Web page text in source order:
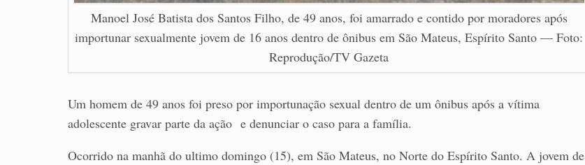
Manoel José Batista dos Santos Filho, de 49 anos, foi amarrado e contido por moradores após
importunar sexualmente jovem de 16 anos dentro de ônibus em São Mateus, Espírito Santo — Foto:
Reprodução/TV Gazeta
Um homem de 49 anos foi preso por importunação sexual dentro de um ônibus após a vítima
adolescente gravar parte da ação e denunciar o caso para a família.
Ocorrido na manhã do ultimo domingo (15), em São Mateus, no Norte do Espírito Santo. A jovem de